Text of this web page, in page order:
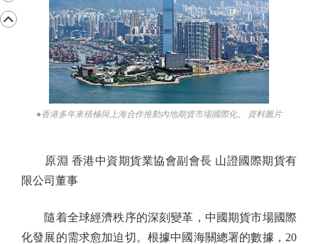
●香港多年來積極與上海合作推動內地期貨市場國際化。 資料圖片
原淵 香港中資期貨業協會副會長 山證國際期貨有
限公司董事
隨着全球經濟秩序的深刻變革，中國期貨市場國際
化發展的需求愈加迫切。根據中國海關總署的數據，20